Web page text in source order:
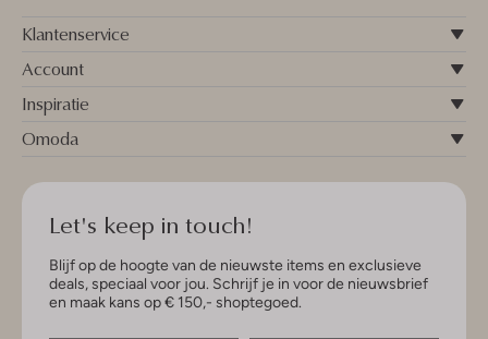
Klantenservice
Account
Inspiratie
Omoda
Let's keep in touch!
Blijf op de hoogte van de nieuwste items en exclusieve
deals, speciaal voor jou. Schrijf je in voor de nieuwsbrief
en maak kans op € 150,- shoptegoed.